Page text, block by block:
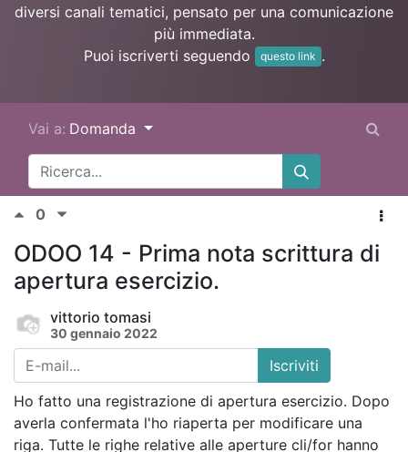
diversi canali tematici, pensato per una comunicazione
più immediata.
Puoi iscriverti seguendo
questo link .
Vai a: Domanda
0
ODOO 14 - Prima nota scrittura di
apertura esercizio.
vittorio tomasi
30 gennaio 2022
Iscriviti
Ho fatto una registrazione di apertura esercizio. Dopo
averla confermata l'ho riaperta per modificare una
riga. Tutte le righe relative alle aperture cli/for hanno